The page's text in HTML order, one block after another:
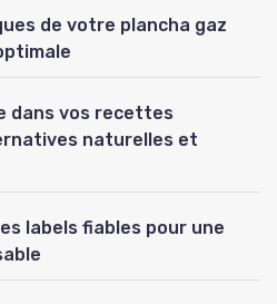
de votre plancha gaz
dans vos recettes
naturelles et
labels fiables pour une